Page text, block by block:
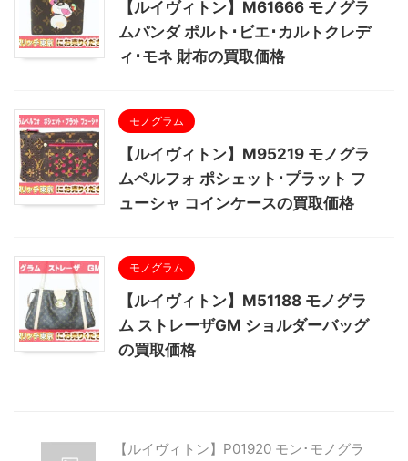
【ルイヴィトン】M61666 モノグラ
ムパンダ ポルト･ビエ･カルトクレデ
ィ･モネ 財布の買取価格
モノグラム
【ルイヴィトン】M95219 モノグラ
ムペルフォ ポシェット･プラット フ
ューシャ コインケースの買取価格
モノグラム
【ルイヴィトン】M51188 モノグラ
ム ストレーザGM ショルダーバッグ
の買取価格
【ルイヴィトン】P01920 モン･モノグラ